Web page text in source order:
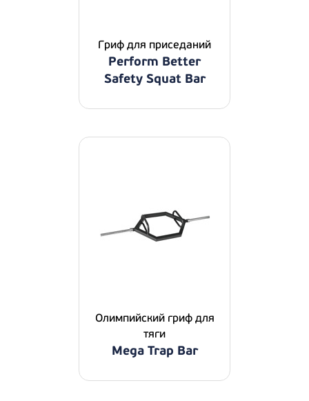
Гриф для приседаний
Perform Better
Safety Squat Bar
Олимпийский гриф для
тяги
Mega Trap Bar